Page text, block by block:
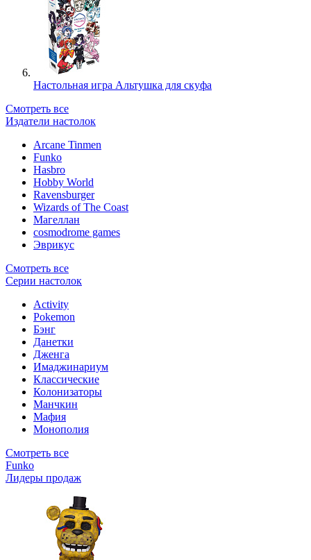
Настольная игра Альтушка для скуфа
Смотреть все
Издатели настолок
Arcane Tinmen
Funko
Hasbro
Hobby World
Ravensburger
Wizards of The Coast
Магеллан
сosmodrome games
Эврикус
Смотреть все
Серии настолок
Activity
Pokemon
Бэнг
Данетки
Дженга
Имаджинариум
Классические
Колонизаторы
Манчкин
Мафия
Монополия
Смотреть все
Funko
Лидеры продаж